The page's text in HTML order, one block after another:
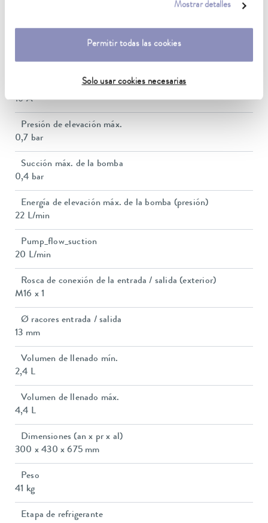
Mostrar detalles
Permitir todas las cookies
Solo usar cookies necesarias
Consumo eléctrico máx.
3,7 kW
Consumo de corriente
16 A
Presión de elevación máx.
0,7 bar
Succión máx. de la bomba
0,4 bar
Energía de elevación máx. de la bomba (presión)
22 L/min
Pump_flow_suction
20 L/min
Rosca de conexión de la entrada / salida (exterior)
M16 x 1
Ø racores entrada / salida
13 mm
Volumen de llenado mín.
2,4 L
Volumen de llenado máx.
4,4 L
Dimensiones (an x pr x al)
300 x 430 x 675 mm
Peso
41 kg
Etapa de refrigerante